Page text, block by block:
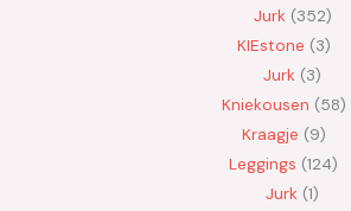
Jurk 352
KIEstone 3
Jurk 3
Kniekousen 58
Kraagje 9
Leggings 124
Jurk 1